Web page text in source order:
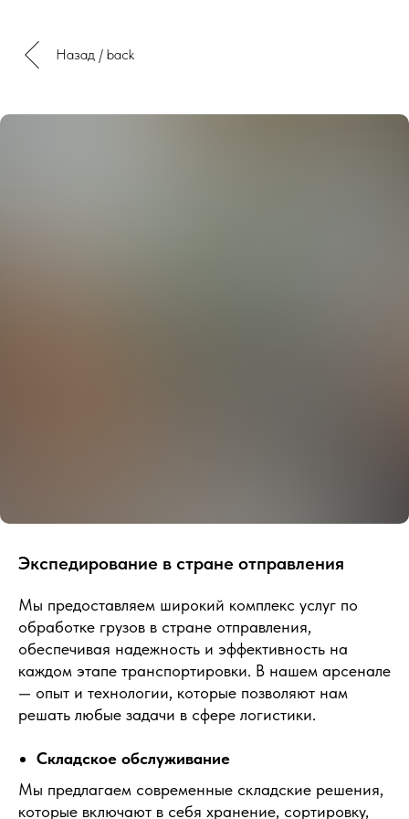
Назад / back
Экспедирование в стране отправления
Мы предоставляем широкий комплекс услуг по
обработке грузов в стране отправления,
обеспечивая надежность и эффективность на
каждом этапе транспортировки. В нашем арсенале
— опыт и технологии, которые позволяют нам
решать любые задачи в сфере логистики.
Складское обслуживание
Мы предлагаем современные складские решения,
которые включают в себя хранение, сортировку,